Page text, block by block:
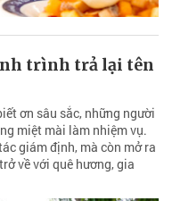
trình trả lại tên
ơn sâu sắc, những người
miệt mài làm nhiệm vụ.
giám định, mà còn mở ra
về với quê hương, gia